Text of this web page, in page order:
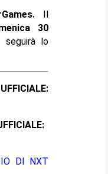
Il
30
seguirà lo
DI NXT